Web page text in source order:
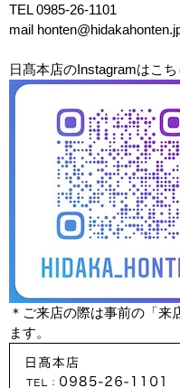
TEL 0985-26-1101
mail
日髙本店のInstagramはこち
＊ご来店の際は事前の「来
ます。